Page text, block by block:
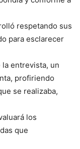
respetando sus
para esclarecer
entrevista, un
profiriendo
se realizaba,
los
que